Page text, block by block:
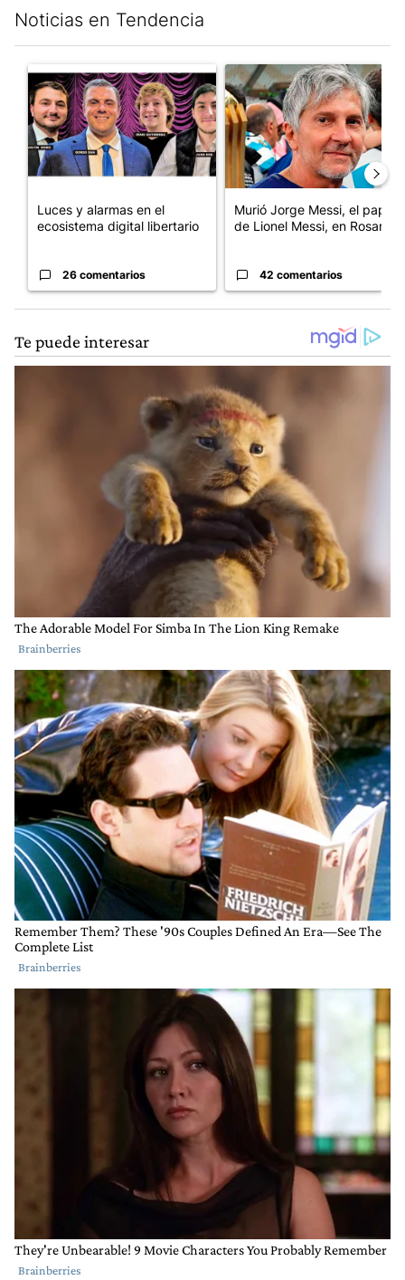
Noticias en Tendencia
Un artículo de tendencia con el título "Luces y alarmas en el
Luces y alarmas en el
ecosistema digital libertario
26 comentarios
Un artículo de tendencia con
Murió Jorge Messi, el papá
de Lionel Messi, en Rosario
42 comentarios